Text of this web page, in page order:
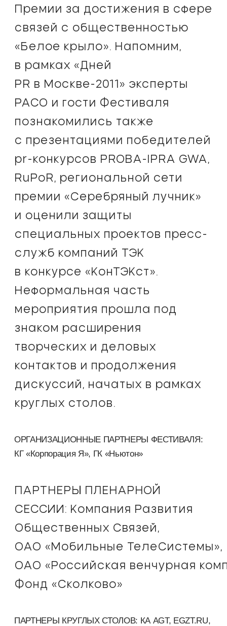
Премии за достижения в сфере
связей с общественностью
«Белое крыло». Напомним,
в рамках «Дней
PR в Москве-2011» эксперты
РАСО и гости Фестиваля
познакомились также
с презентациями победителей
pr-конкурсов PROBA-IPRA GWA,
RuPoR, региональной сети
премии «Серебряный лучник»
и оценили защиты
специальных проектов пресс-
служб компаний ТЭК
в конкурсе «КонТЭКст».
Неформальная часть
мероприятия прошла под
знаком расширения
творческих и деловых
контактов и продолжения
дискуссий, начатых в рамках
круглых столов.
ОРГАНИЗАЦИОННЫЕ ПАРТНЕРЫ ФЕСТИВАЛЯ:
КГ «Корпорация Я», ГК «Ньютон»
ПАРТНЕРЫ ПЛЕНАРНОЙ
СЕССИИ: Компания Развития
Общественных Связей,
ОАО «Мобильные ТелеСистемы»,
ОАО «Российская венчурная
Фонд «Сколково»
ПАРТНЕРЫ КРУГЛЫХ СТОЛОВ: КА AGТ, EGZT.RU,